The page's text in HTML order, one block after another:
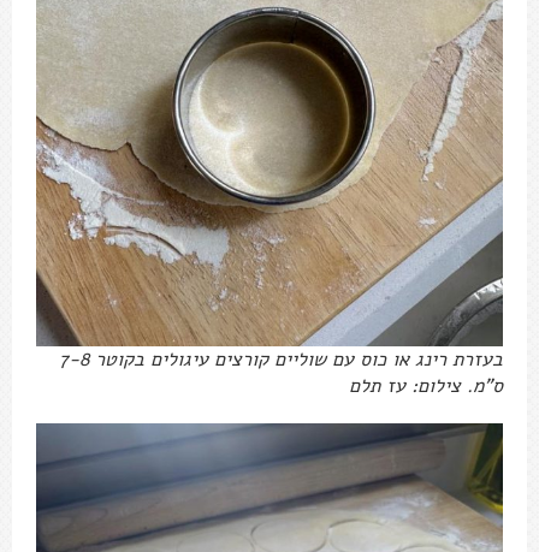
בעזרת רינג או כוס עם שוליים קורצים עיגולים בקוטר 7-8
ס"מ. צילום: עז תלם